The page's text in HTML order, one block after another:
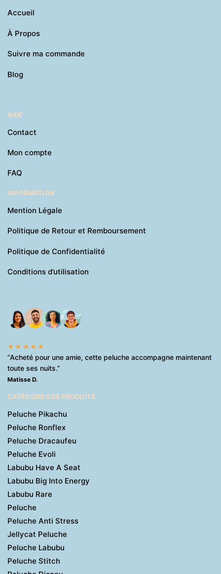
Accueil
À Propos
Suivre ma commande
Blog
AIDE
Contact
Mon compte
FAQ
INFORMATION
Mention Légale
Politique de Retour et Remboursement
Politique de Confidentialité
Conditions d’utilisation
★★★★★
“Acheté pour une amie, cette peluche accompagne maintenant
toute ses nuits.”
Matisse D.
CATÉGORIES DE PRODUITS
Peluche Pikachu
Peluche Ronflex
Peluche Dracaufeu
Peluche Evoli
Labubu Have A Seat
Labubu Big Into Energy
Labubu Rare
Peluche
Peluche Anti Stress
Jellycat Peluche
Peluche Labubu
Peluche Stitch